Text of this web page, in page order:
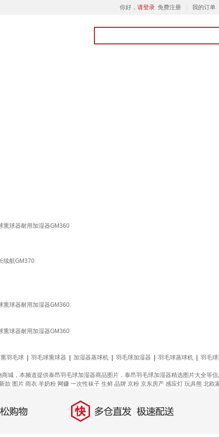
你好， 请登录 免费注册 我的订单
熏球器耐用加湿器GM360
续航GM370
熏球器耐用加湿器GM360
熏球器耐用加湿器GM360
熏羽毛球 羽毛球熏球器 加湿器蒸球机 羽毛球加湿器 羽毛球蒸球机 羽毛
城，本频道提供泰昂羽毛球加湿器商品图片，泰昂羽毛球加湿器精选图片大全等
新款 图片 雨衣 羊奶粉 网赚 一次性袜子 生鲜 品牌 京粉 京东房产 感应灯 玩具熊 北欧
购物 快 多仓直发，极速配送